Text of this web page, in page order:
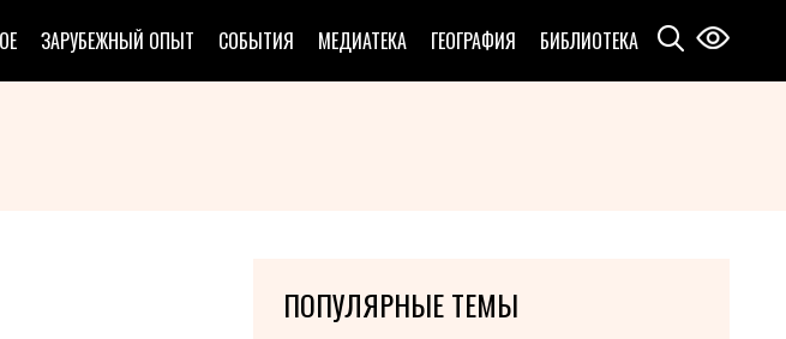
ЗАРУБЕЖНЫЙ ОПЫТ СОБЫТИЯ МЕДИАТЕКА ГЕОГРАФИЯ БИБЛИОТЕКА
ПОПУЛЯРНЫЕ ТЕМЫ